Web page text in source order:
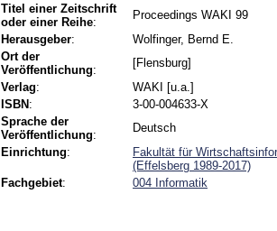
Titel einer Zeitschrift
oder einer Reihe:
Proceedings WAKI 99
Herausgeber:
Wolfinger, Bernd E.
Ort der
Veröffentlichung:
[Flensburg]
Verlag:
WAKI [u.a.]
ISBN :
3-00-004633-X
Sprache der
Veröffentlichung:
Deutsch
Einrichtung:
Fakultät für
(Effelsberg 1989-2017)
Fachgebiet: 004 Informatik